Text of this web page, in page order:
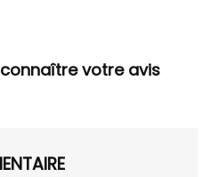
votre avis